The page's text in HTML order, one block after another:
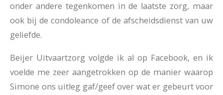
onder andere tegenkomen in de laatste zorg, maar
ook bij de condoleance of de afscheidsdienst van uw
geliefde.
Beijer Uitvaartzorg volgde ik al op Facebook, en ik
voelde me zeer aangetrokken op de manier waarop
Simone ons uitleg gaf/geef over wat er gebeurt voor